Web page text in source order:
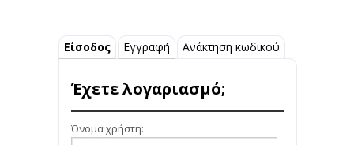
Είσοδος Εγγραφή Ανάκτηση κωδικού
Έχετε λογαριασμό;
Όνομα χρήστη: